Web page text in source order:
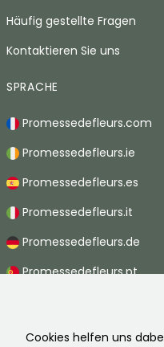
Cookies helfen uns
Häufig gestellte Fragen
Kontaktieren Sie uns
SPRACHE
Promessedefleurs.com
Promessedefleurs.ie
Promessedefleurs.es
Promessedefleurs.it
Promessedefleurs.de
Promessedefleurs.pt
Promessedefleurs.be